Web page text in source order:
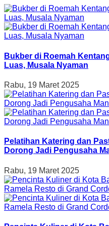
Bukber di Roemah
Luas, Musala Nyaman
Rabu, 19 Maret 2025
Pelatihan Katering dan
Dorong Jadi Pengusaha
Rabu, 19 Maret 2025